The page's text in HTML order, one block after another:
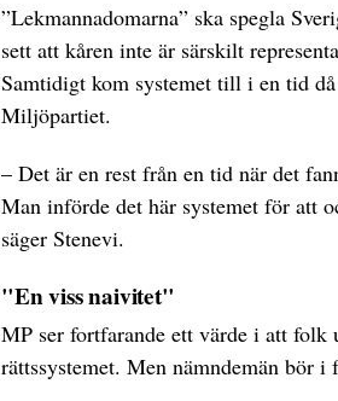
”Lekmannadomarna” ska spegla
sett att kåren inte är särskilt
Samtidigt kom systemet till i en tid
Miljöpartiet.
– Det är en rest från en tid när det
Man införde det här systemet för att
säger Stenevi.
"En viss naivitet"
MP ser fortfarande ett värde i att
rättssystemet. Men nämndemän bör